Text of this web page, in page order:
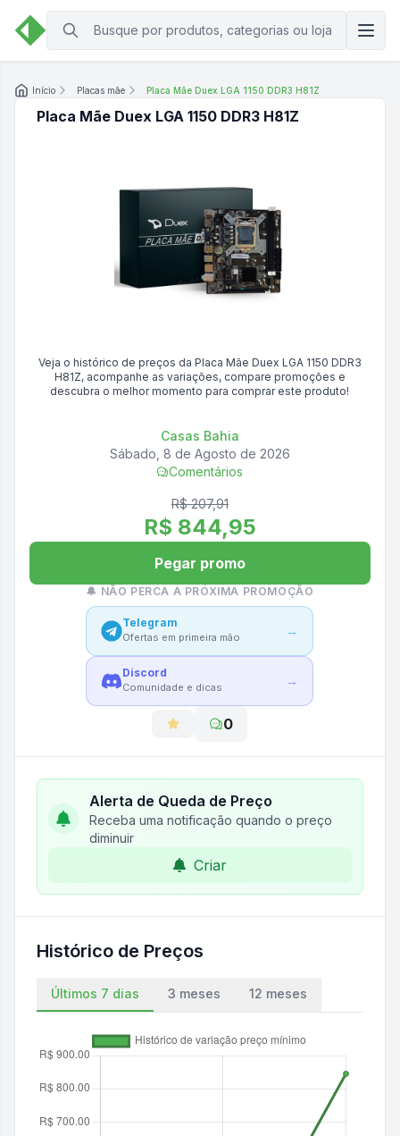
Início Placas mãe Placa Mãe Duex LGA 1150 DDR3 H81Z
Placa Mãe Duex LGA 1150 DDR3 H81Z
Veja o histórico de preços da Placa Mãe Duex LGA 1150 DDR3
H81Z, acompanhe as variações, compare promoções e
descubra o melhor momento para comprar este produto!
Casas Bahia
Sábado, 8 de Agosto de 2026
Comentários
R$ 207,91
R$ 844,95
Pegar promo
🔔 NÃO PERCA A PRÓXIMA PROMOÇÃO
Telegram
Ofertas em primeira mão →
Discord
Comunidade e dicas →
0
Alerta de Queda de Preço
Receba uma notificação quando o preço
diminuir
Criar
Histórico de Preços
Últimos 7 dias 3 meses 12 meses